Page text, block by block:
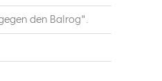
den Balrog".